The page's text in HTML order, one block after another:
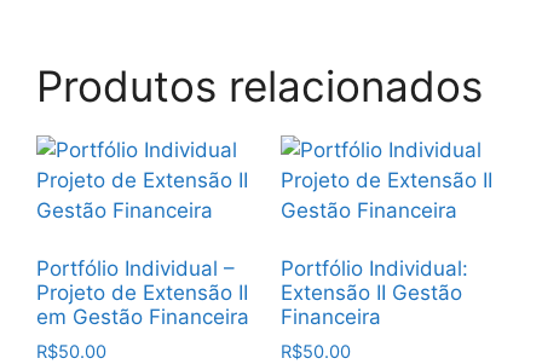
Produtos relacionados
Portfólio Individual –
Projeto de Extensão II
em Gestão Financeira
R$50.00
Portfólio Individual:
Extensão II Gestão
Financeira
R$50.00